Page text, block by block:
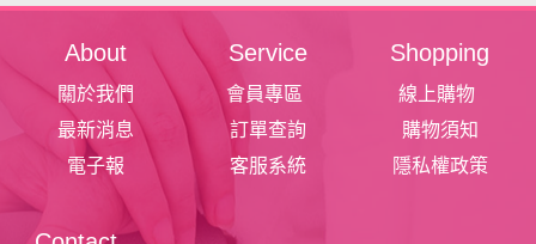
About
關於我們
最新消息
電子報
Service
會員專區
訂單查詢
客服系統
Shopping
線上購物
購物須知
隱私權政策